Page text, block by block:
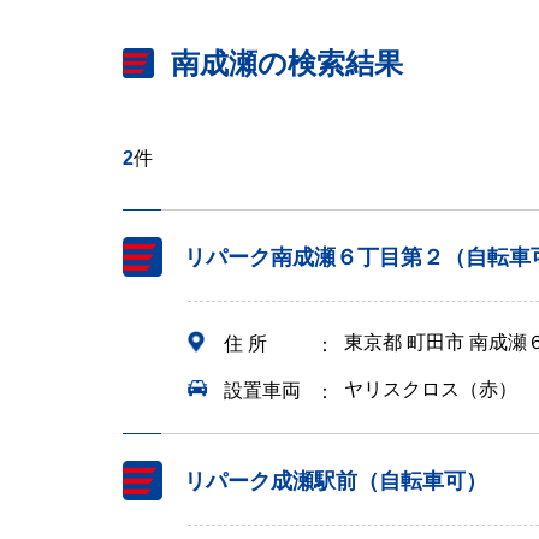
南成瀬の検索結果
2件
リパーク南成瀬６丁目第２（自転車
住 所 東京都 町田市 南成瀬
設置車両 ヤリスクロス（赤）
リパーク成瀬駅前（自転車可）